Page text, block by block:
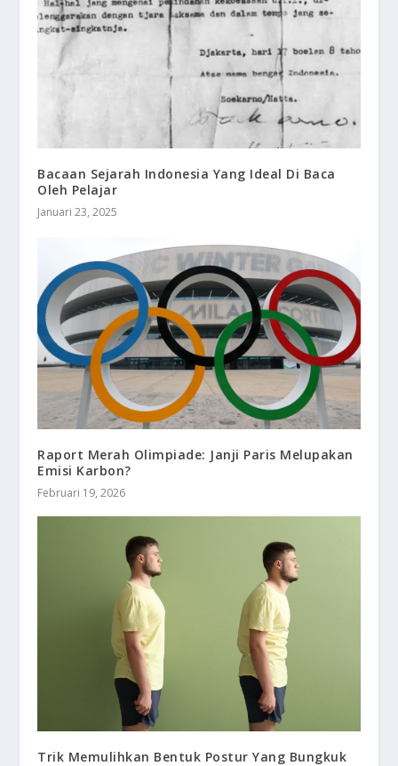
Bacaan Sejarah Indonesia Yang Ideal Di Baca
Oleh Pelajar
Januari 23, 2025
Raport Merah Olimpiade: Janji Paris Melupakan
Emisi Karbon?
Februari 19, 2026
Trik Memulihkan Bentuk Postur Yang Bungkuk